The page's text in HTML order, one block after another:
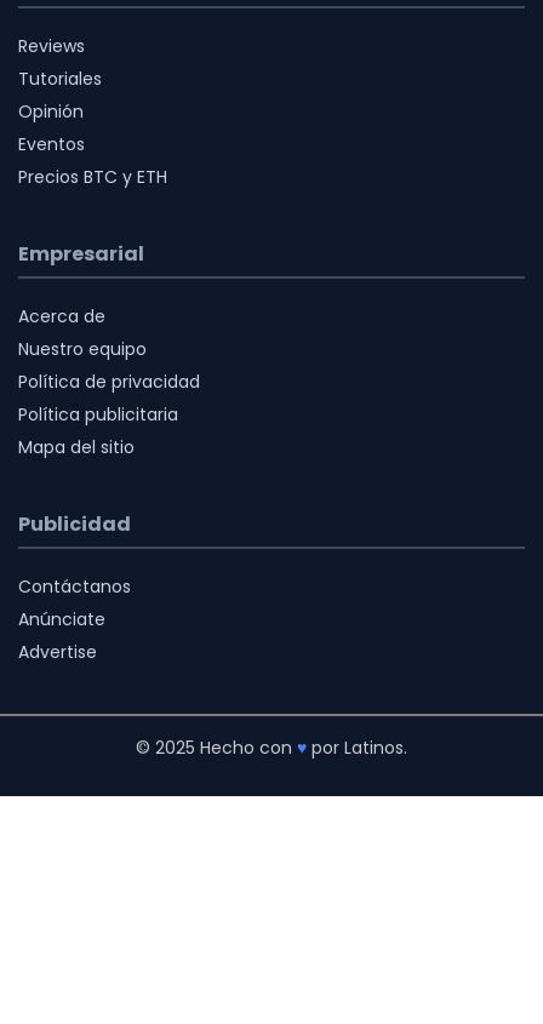
Reviews
Tutoriales
Opinión
Eventos
Precios BTC y ETH
Empresarial
Acerca de
Nuestro equipo
Política de privacidad
Política publicitaria
Mapa del sitio
Publicidad
Contáctanos
Anúnciate
Advertise
© 2025 Hecho con ♥ por Latinos.